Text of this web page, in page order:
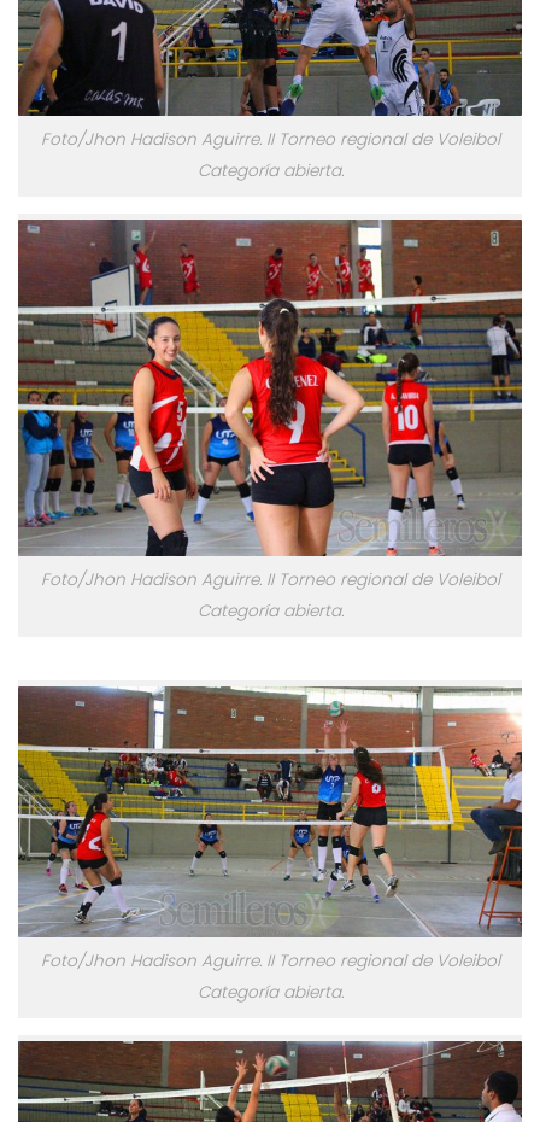
Foto/Jhon Hadison Aguirre. II Torneo regional de Voleibol
Categoría abierta.
Foto/Jhon Hadison Aguirre. II Torneo regional de Voleibol
Categoría abierta.
Foto/Jhon Hadison Aguirre. II Torneo regional de Voleibol
Categoría abierta.